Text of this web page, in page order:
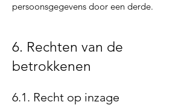
persoonsgegevens door een derde.
6. Rechten van de
betrokkenen
6.1. Recht op inzage